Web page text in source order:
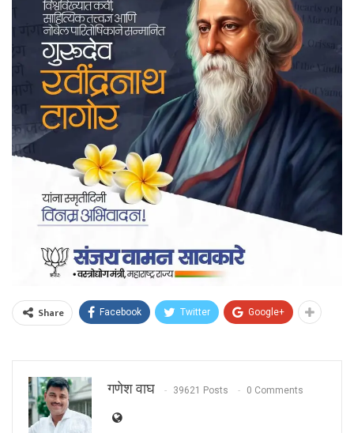
Share Facebook Twitter Google+
गणेश वाघ 39621 Posts 0 Comments